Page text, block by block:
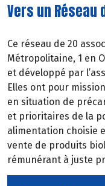
Vers un Réseau
Ce réseau de 20
Métropolitaine, 1 en
et développé par
Elles ont pour
en situation de
et prioritaires de la
alimentation choisie
vente de produits
rémunérant à juste